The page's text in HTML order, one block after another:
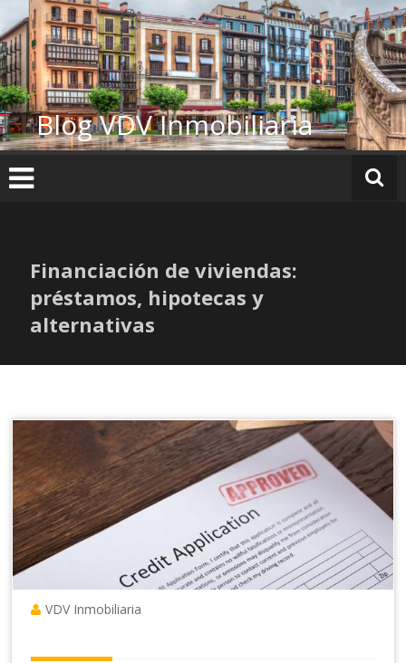
al
contenido
Blog VDV Inmobiliaria
Financiación de viviendas:
préstamos, hipotecas y
alternativas
VDV Inmobiliaria